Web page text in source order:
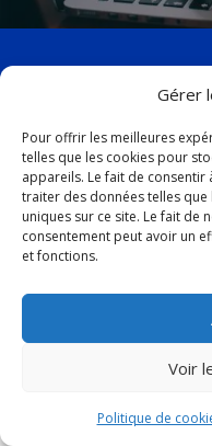
Gérer
Pour offrir les meilleures
telles que les cookies pour
appareils. Le fait de
traiter des données telles
uniques sur ce site. Le fait de
consentement peut avoir un
et fonctions.
Voir
Politique de
facebook
twitter
19, avenue
Baie-Comeau
G4Z 1K5
vbc@ville.baie-
© 2026 Tous droits